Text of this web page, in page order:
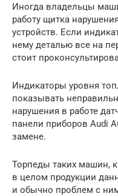
Иногда владельцы
работу щитка
устройств. Если
нему деталью все на
стоит
Индикаторы уровня
показывать
нарушения в работе
панели приборов Audi
замене.
Торпеды таких машин,
в целом продукции
и обычно проблем с